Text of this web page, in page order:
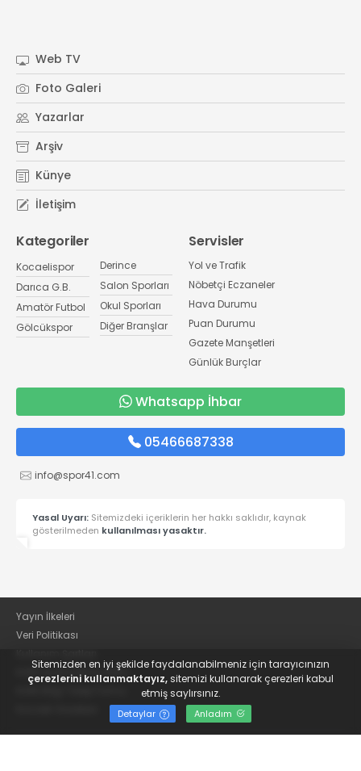
Web TV
Foto Galeri
Yazarlar
Arşiv
Künye
İletişim
Kategoriler
Kocaelispor
Darıca G.B.
Amatör Futbol
Gölcükspor
Derince
Salon Sporları
Okul Sporları
Diğer Branşlar
Servisler
Yol ve Trafik
Nöbetçi Eczaneler
Hava Durumu
Puan Durumu
Gazete Manşetleri
Günlük Burçlar
Whatsapp İhbar
05466687338
info@spor41.com
Yasal Uyarı: Sitemizdeki içeriklerin her hakkı saklıdır, kaynak
gösterilmeden kullanılması yasaktır.
Yayın İlkeleri
Veri Politikası
KVKK Aydınlatma Metni
Sitemizden en iyi şekilde faydalanabilmeniz için tarayıcınızın
çerezlerini kullanmaktayız,sitemizi kullanarak çerezleri kabul
etmiş saylırsınız.
Detaylar Anladım